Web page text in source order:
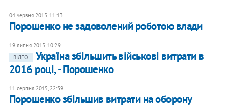
04 червня 2015, 11:13
Порошенко не задоволений роботою влади
19 липня 2015, 10:29
ВІДЕО
Україна збільшить військові витрати в
2016 році, - Порошенко
11 серпня 2015, 22:39
Порошенко збільшив витрати на оборону